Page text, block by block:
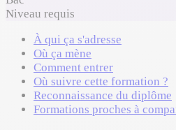
Niveau requis
À qui ça s'adresse
Où ça mène
Comment entrer
Où suivre cette formation ?
Reconnaissance du diplôme
Formations proches à